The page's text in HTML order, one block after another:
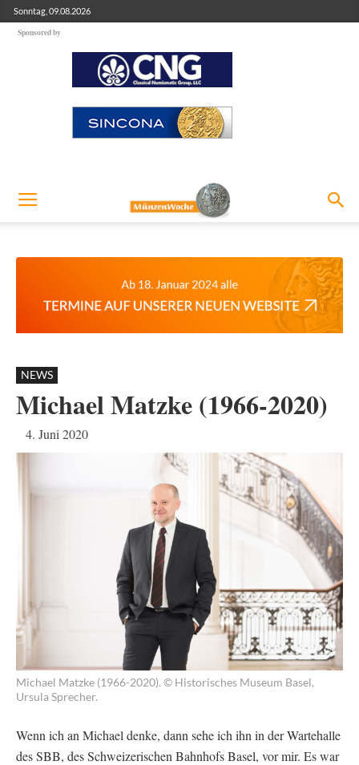
Sonntag, 09.08.2026
Sponsored by
NEWS
Michael Matzke (1966-2020)
4. Juni 2020
Michael Matzke (1966-2020). © Historisches Museum Basel,
Ursula Sprecher.
Wenn ich an Michael denke, dann sehe ich ihn in der Wartehalle
des SBB, des Schweizerischen Bahnhofs Basel, vor mir. Es war